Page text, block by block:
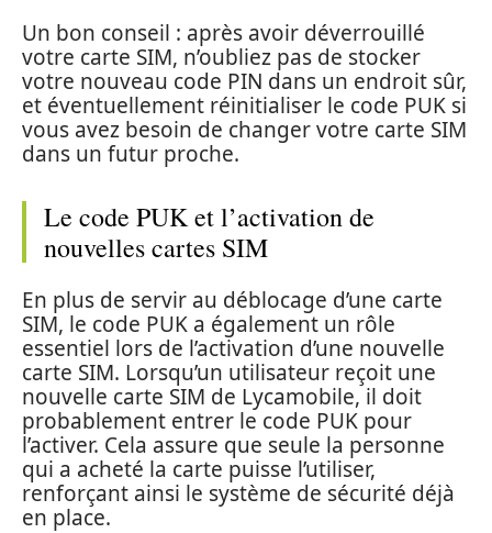
Un bon conseil : après avoir déverrouillé
votre carte SIM, n’oubliez pas de stocker
votre nouveau code PIN dans un endroit sûr,
et éventuellement réinitialiser le code PUK si
vous avez besoin de changer votre carte SIM
dans un futur proche.
Le code PUK et l’activation de
nouvelles cartes SIM
En plus de servir au déblocage d’une carte
SIM, le code PUK a également un rôle
essentiel lors de l’activation d’une nouvelle
carte SIM. Lorsqu’un utilisateur reçoit une
nouvelle carte SIM de Lycamobile, il doit
probablement entrer le code PUK pour
l’activer. Cela assure que seule la personne
qui a acheté la carte puisse l’utiliser,
renforçant ainsi le système de sécurité déjà
en place.